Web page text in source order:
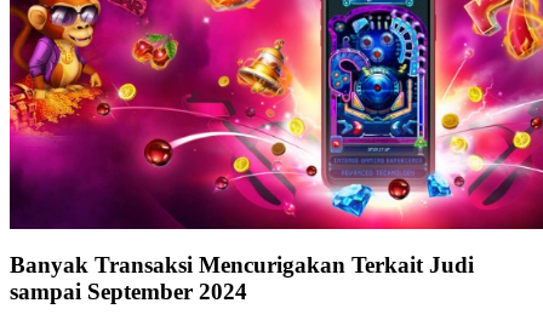
Banyak Transaksi Mencurigakan Terkait Judi
sampai September 2024